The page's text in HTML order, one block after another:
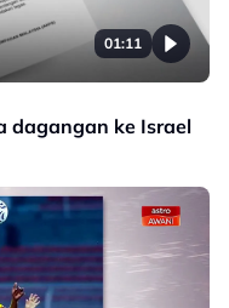
01:11
dagangan ke Israel